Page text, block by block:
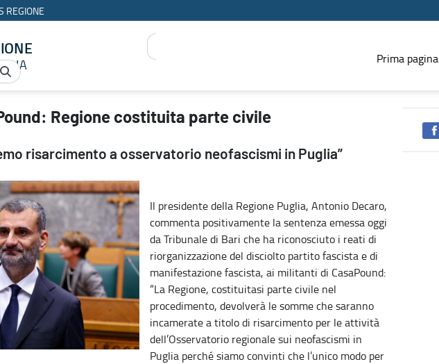
REGIONE
Prima pagina
civile - PRESS REGIONE
Regione costituita parte civile
risarcimento a osservatorio neofascismi in Puglia”
Il presidente della Regione Puglia, Antonio Decaro,
commenta positivamente la sentenza emessa oggi
da Tribunale di Bari che ha riconosciuto i reati di
riorganizzazione del disciolto partito fascista e di
manifestazione fascista, ai militanti di CasaPound:
“La Regione, costituitasi parte civile nel
procedimento, devolverà le somme che saranno
incamerate a titolo di risarcimento per le attività
dell’Osservatorio regionale sui neofascismi in
Puglia perché siamo convinti che l’unico modo per